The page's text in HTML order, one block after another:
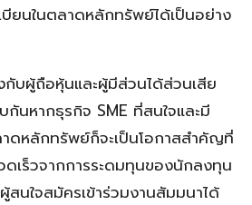
ยนในตลาดหลักทรัพย์ได้เป็นอย่าง
กับผู้ถือหุ้นและผู้มีส่วนได้ส่วนเสีย
นหากธุรกิจ SME ที่สนใจและมี
ดหลักทรัพย์ก็จะเป็นโอกาสสำคัญที่
ดเร็วจากการระดมทุนของนักลงทุน
นใจสมัครเข้าร่วมงานสัมมนาได้